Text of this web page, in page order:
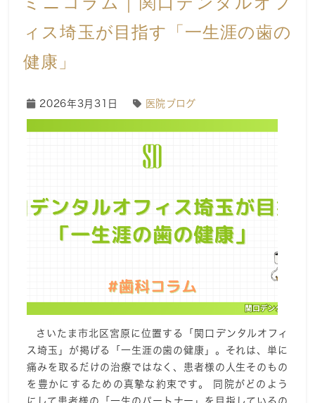
ィス埼玉が目指す「一生涯の歯の
健康」
2026年3月31日 医院ブログ
さいたま市北区宮原に位置する「関口デンタルオフィ
ス埼玉」が掲げる「一生涯の歯の健康」。それは、単に
痛みを取るだけの治療ではなく、患者様の人生そのもの
を豊かにするための真摯な約束です。 同院がどのよう
にして患者様の「一生のパートナー」を目指しているの